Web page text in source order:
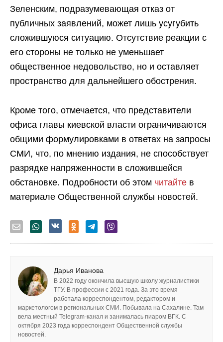
Зеленским, подразумевающая отказ от
публичных заявлений, может лишь усугубить
сложившуюся ситуацию. Отсутствие реакции с
его стороны не только не уменьшает
общественное недовольство, но и оставляет
пространство для дальнейшего обострения.
Кроме того, отмечается, что представители
офиса главы киевской власти ограничиваются
общими формулировками в ответах на запросы
СМИ, что, по мнению издания, не способствует
разрядке напряженности в сложившейся
обстановке. Подробности об этом читайте в
материале Общественной службы новостей.
Дарья Иванова
В 2022 году окончила высшую школу журналистики
ТГУ. В профессии с 2021 года. За это время
работала корреспондентом, редактором и
маркетологом в региональных СМИ. Побывала на Сахалине. Там
вела местный Telegram-канал и занималась пиаром ВГК. С
октября 2023 года корреспондент Общественной службы
новостей.